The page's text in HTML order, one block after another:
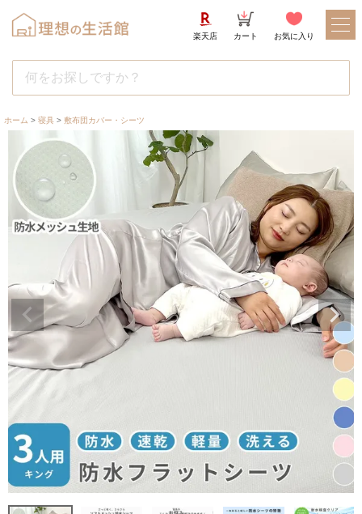
楽天店 カート お気に入り
ホーム 寝具 敷布団カバー・シーツ